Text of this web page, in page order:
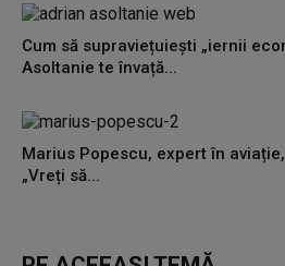
Cum să supraviețuiești „iernii
Asoltanie te învață...
Marius Popescu, expert în
„Vreți să...